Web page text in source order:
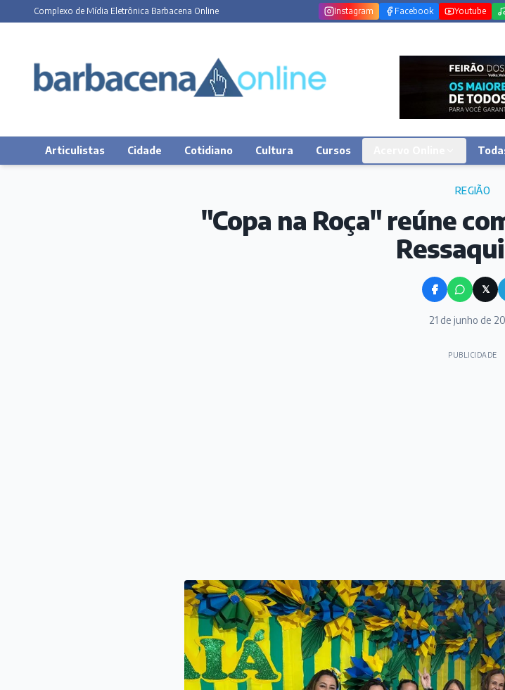
Complexo de Mídia Eletrônica Barbacena Online Instagram Facebook Youtube
Articulistas Cidade Cotidiano Cultura Cursos
REGIÃO
"Copa na Roça" reúne
𝕏
21 de junho de
PUBLICIDADE